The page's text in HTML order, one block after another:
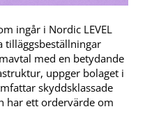
ingår i Nordic LEVEL
tilläggsbeställningar
med en betydande
uppger bolaget i
skyddsklassade
har ett ordervärde om